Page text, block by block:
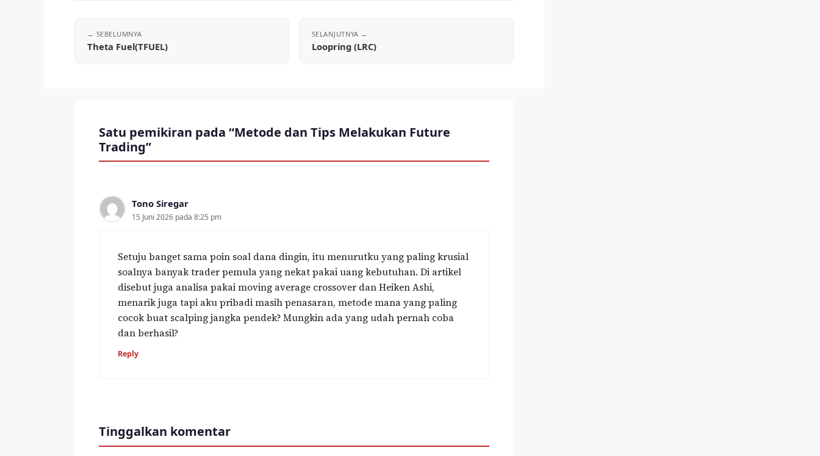
Theta Fuel(TFUEL) Loopring (LRC)
Satu pemikiran pada “Metode dan Tips Melakukan Future
Trading”
Tono Siregar
15 Juni 2026 pada 8:25 pm
Setuju banget sama poin soal dana dingin, itu menurutku yang paling krusial
soalnya banyak trader pemula yang nekat pakai uang kebutuhan. Di artikel
disebut juga analisa pakai moving average crossover dan Heiken Ashi,
menarik juga tapi aku pribadi masih penasaran, metode mana yang paling
cocok buat scalping jangka pendek? Mungkin ada yang udah pernah coba
dan berhasil?‍
Reply
Tinggalkan komentar